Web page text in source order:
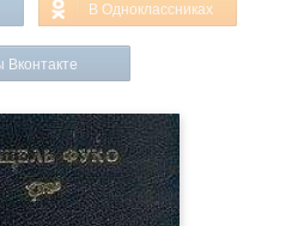
В Одноклассниках
Вконтакте